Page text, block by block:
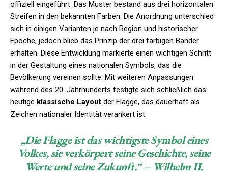
offiziell eingeführt. Das Muster bestand aus drei horizontalen
Streifen in den bekannten Farben. Die Anordnung unterschied
sich in einigen Varianten je nach Region und historischer
Epoche, jedoch blieb das Prinzip der drei farbigen Bänder
erhalten. Diese Entwicklung markierte einen wichtigen Schritt
in der Gestaltung eines nationalen Symbols, das die
Bevölkerung vereinen sollte. Mit weiteren Anpassungen
während des 20. Jahrhunderts festigte sich schließlich das
heutige klassische Layout der Flagge, das dauerhaft als
Zeichen nationaler Identität verankert ist.
„Die Flagge ist das wichtigste Symbol eines
Volkes, sie verkörpert seine Geschichte, seine
Werte und seine Zukunft.“ – Wilhelm II.